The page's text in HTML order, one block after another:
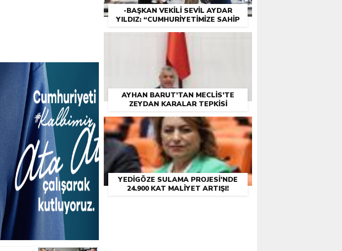
-BAŞKAN VEKILI SEVIL AYDAR
YILDIZ: “CUMHURIYETIMIZE SAHIP
AYHAN BARUT’TAN MECLIS’TE
ZEYDAN KARALAR TEPKISI
YEDIGÖZE SULAMA PROJESI’NDE
24.900 KAT MALIYET ARTIŞI!